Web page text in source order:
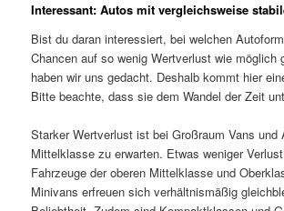
Interessant: Autos mit vergleichsweise
Bist du daran interessiert, bei welchen
Chancen auf so wenig Wertverlust wie möglich
haben wir uns gedacht. Deshalb kommt hier
Bitte beachte, dass sie dem Wandel der Zeit
Starker Wertverlust ist bei Großraum Vans und
Mittelklasse zu erwarten. Etwas weniger
Fahrzeuge der oberen Mittelklasse und
Minivans erfreuen sich verhältnismäßig